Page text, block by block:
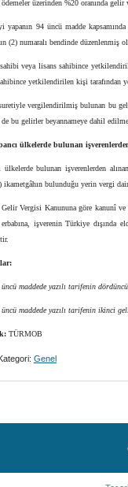
ödemeler üzerinden %20 oranında gelir
yapanın 94 üncü madde
(2) numaralı bendinde
veya lisans sahibince
yetkilendirilen kişi tarafından
vergilendirilmiş bulunan bu
bu gelirler beyannameye dahil
ülkelerde bulunan
ülkelerde bulunan işverenlerden
bulunduğu yerin vergi
Vergisi Kanununa göre kanunî
işverenin Türkiye dışında
maddede yazılı tarifenin
maddede yazılı tarifenin ikinci
TÜRMOB
Genel